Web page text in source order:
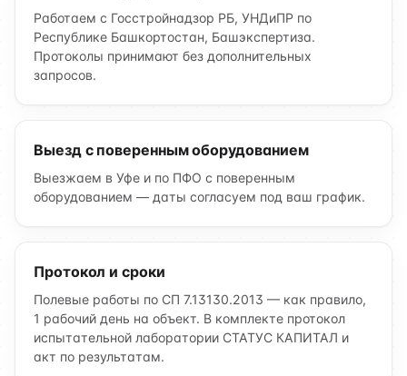
Работаем с Госстройнадзор РБ, УНДиПР по
Республике Башкортостан, Башэкспертиза.
Протоколы принимают без дополнительных
запросов.
Выезд с поверенным оборудованием
Выезжаем в Уфе и по ПФО с поверенным
оборудованием — даты согласуем под ваш график.
Протокол и сроки
Полевые работы по СП 7.13130.2013 — как правило,
1 рабочий день на объект. В комплекте протокол
испытательной лаборатории СТАТУС КАПИТАЛ и
акт по результатам.